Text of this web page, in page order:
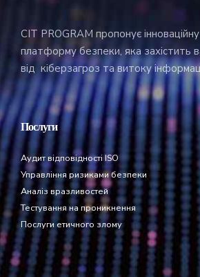
CIT PROGRAM пропонує
платформу безпеки, яка захістить
від кіберзагроз та витоку
Послуги
Аудит відповідності ISO
Управління ризиками безпеки
Аналіз вразливостей
Тестування на проникнення
Послуги етичного злому